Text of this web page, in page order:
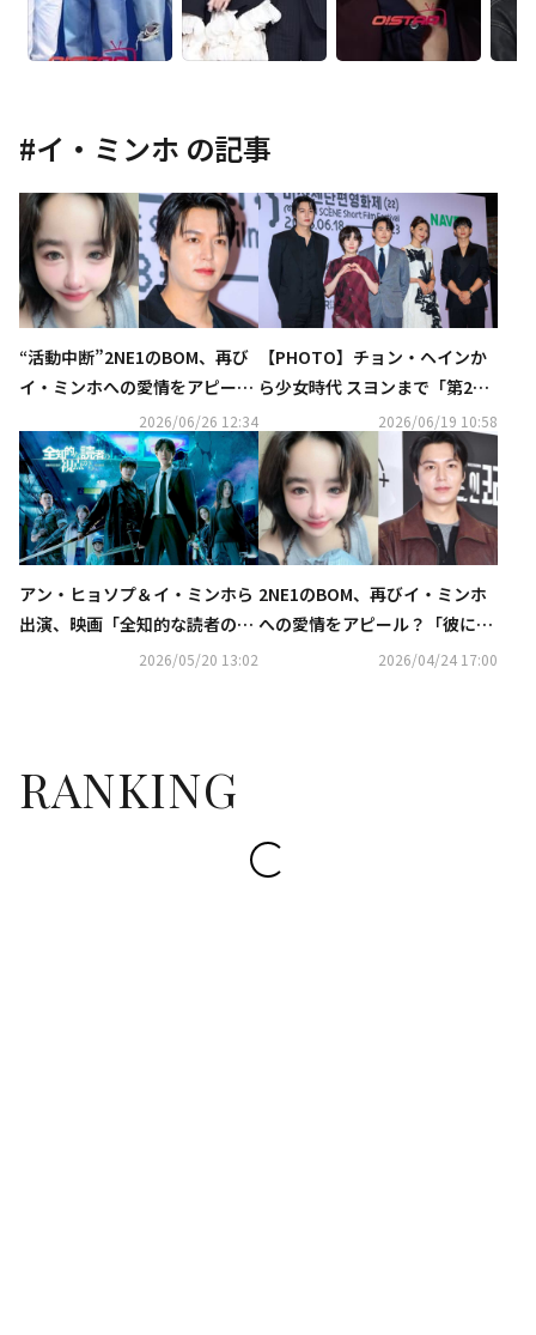
#イ・ミンホ の記事
“活動中断”2NE1のBOM、再び
イ・ミンホへの愛情をアピー
ル？新たなアカウント名に注目
集まる
2026/06/26 12:34
【PHOTO】チョン・ヘインか
ら少女時代 スヨンまで「第22
回ミジャンセン短編映画祭」に
出席
2026/06/19 10:58
アン・ヒョソプ＆イ・ミンホら
出演、映画「全知的な読者の視
点から」本日よりHuluにてレン
2026/05/20 13:02
2NE1のBOM、再びイ・ミンホ
への愛情をアピール？「彼に送
2026/04/24 17:00
RANKING